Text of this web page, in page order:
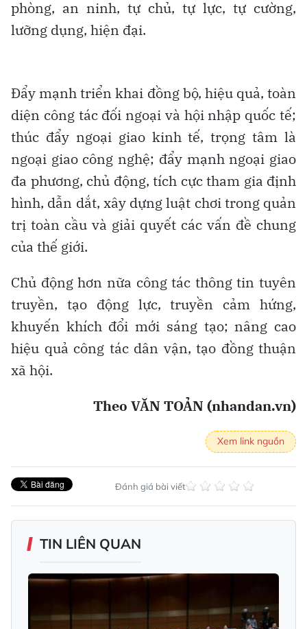
phòng, an ninh, tự chủ, tự lực, tự cường,
lưỡng dụng, hiện đại.
Đẩy mạnh triển khai đồng bộ, hiệu quả, toàn
diện công tác đối ngoại và hội nhập quốc tế;
thúc đẩy ngoại giao kinh tế, trọng tâm là
ngoại giao công nghệ; đẩy mạnh ngoại giao
đa phương, chủ động, tích cực tham gia định
hình, dẫn dắt, xây dựng luật chơi trong quản
trị toàn cầu và giải quyết các vấn đề chung
của thế giới.
Chủ động hơn nữa công tác thông tin tuyên
truyền, tạo động lực, truyền cảm hứng,
khuyến khích đổi mới sáng tạo; nâng cao
hiệu quả công tác dân vận, tạo đồng thuận
xã hội.
Theo VĂN TOẢN (nhandan.vn)
Xem link nguồn
Đánh giá bài viết
TIN LIÊN QUAN